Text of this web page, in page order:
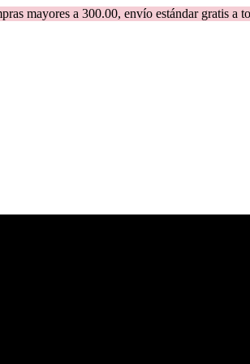
a 300.00, envío estándar gratis a todo el